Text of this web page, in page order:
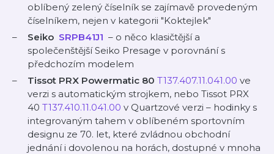
oblíbený zelený číselník se zajímavě provedeným
číselníkem, nejen v kategorii "Koktejlek"
Seiko SRPB41J1 – o něco klasičtější a
společenštější Seiko Presage v porovnání s
předchozím modelem
Tissot PRX Powermatic 80 ⁠T137.407.11.041.00⁠ ve
verzi s automatickým strojkem, nebo Tissot PRX
40 ⁠T137.410.11.041.00⁠ v Quartzové verzi – hodinky s
integrovaným tahem v oblíbeném sportovním
designu ze 70. let, které zvládnou obchodní
jednání i dovolenou na horách, dostupné v mnoha